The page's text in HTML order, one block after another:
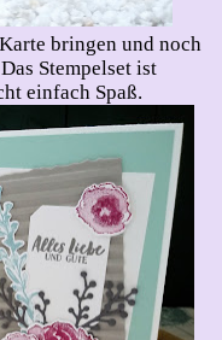
bringen und noch
Stempelset ist
einfach Spaß.